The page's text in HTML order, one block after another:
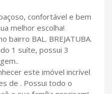
confortável e bem
melhor escolha!
bairro BAL. BREJATUBA.
1 suíte, possui 3
este imóvel incrível
de . Possui todo o